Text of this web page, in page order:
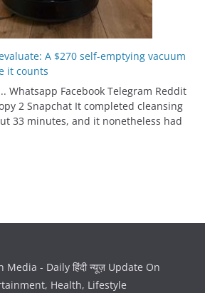
A $270 self-emptying vacuum
it counts
Whatsapp Facebook Telegram Reddit
2 Snapchat It completed cleansing
33 minutes, and it nonetheless had
Media - Daily हिंदी न्यूज़ Update On
Health, Lifestyle